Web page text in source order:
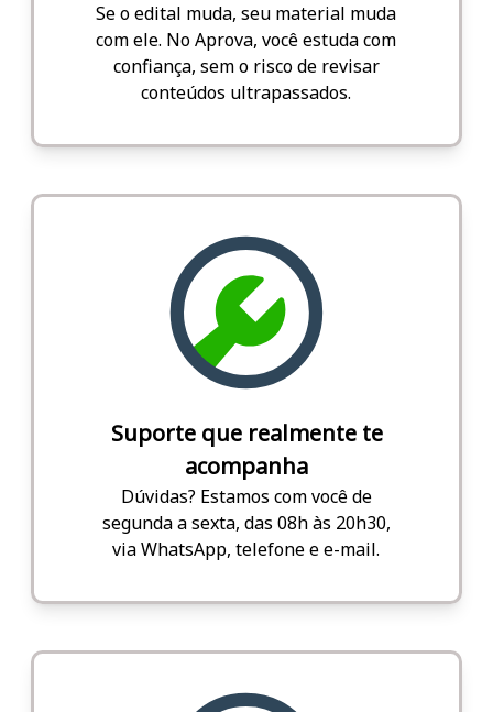
Se o edital muda, seu material muda
com ele. No Aprova, você estuda com
confiança, sem o risco de revisar
conteúdos ultrapassados.
Suporte que realmente te
acompanha
Dúvidas? Estamos com você de
segunda a sexta, das 08h às 20h30,
via WhatsApp, telefone e e-mail.